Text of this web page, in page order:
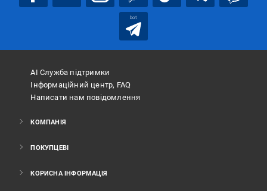
bot
АІ Служба підтримки
Інформаційний центр, FAQ
Написати нам повідомлення
КОМПАНІЯ
ПОКУПЦЕВІ
КОРИСНА ІНФОРМАЦІЯ